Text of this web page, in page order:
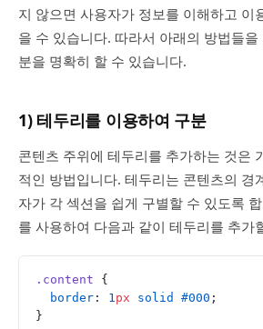
지 않으면 사용자가 정보를 이해하고 이
을 수 있습니다. 따라서 아래의 방법들
분을 명확히 할 수 있습니다.
1) 테두리를 이용하여 구분
콘텐츠 주위에 테두리를 추가하는 것은
적인 방법입니다. 테두리는 콘텐츠의 경
자가 각 섹션을 쉽게 구별할 수 있도록
를 사용하여 다음과 같이 테두리를 추가
.content {
  border
: 1 px solid #000 ;
}